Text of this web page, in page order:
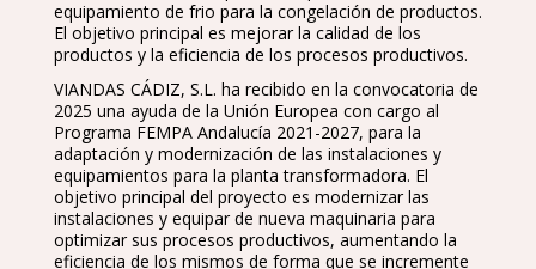
equipamiento de frio para la congelación de productos.
El objetivo principal es mejorar la calidad de los
productos y la eficiencia de los procesos productivos.
VIANDAS CÁDIZ, S.L. ha recibido en la convocatoria de
2025 una ayuda de la Unión Europea con cargo al
Programa FEMPA Andalucía 2021-2027, para la
adaptación y modernización de las instalaciones y
equipamientos para la planta transformadora. El
objetivo principal del proyecto es modernizar las
instalaciones y equipar de nueva maquinaria para
optimizar sus procesos productivos, aumentando la
eficiencia de los mismos de forma que se incremente